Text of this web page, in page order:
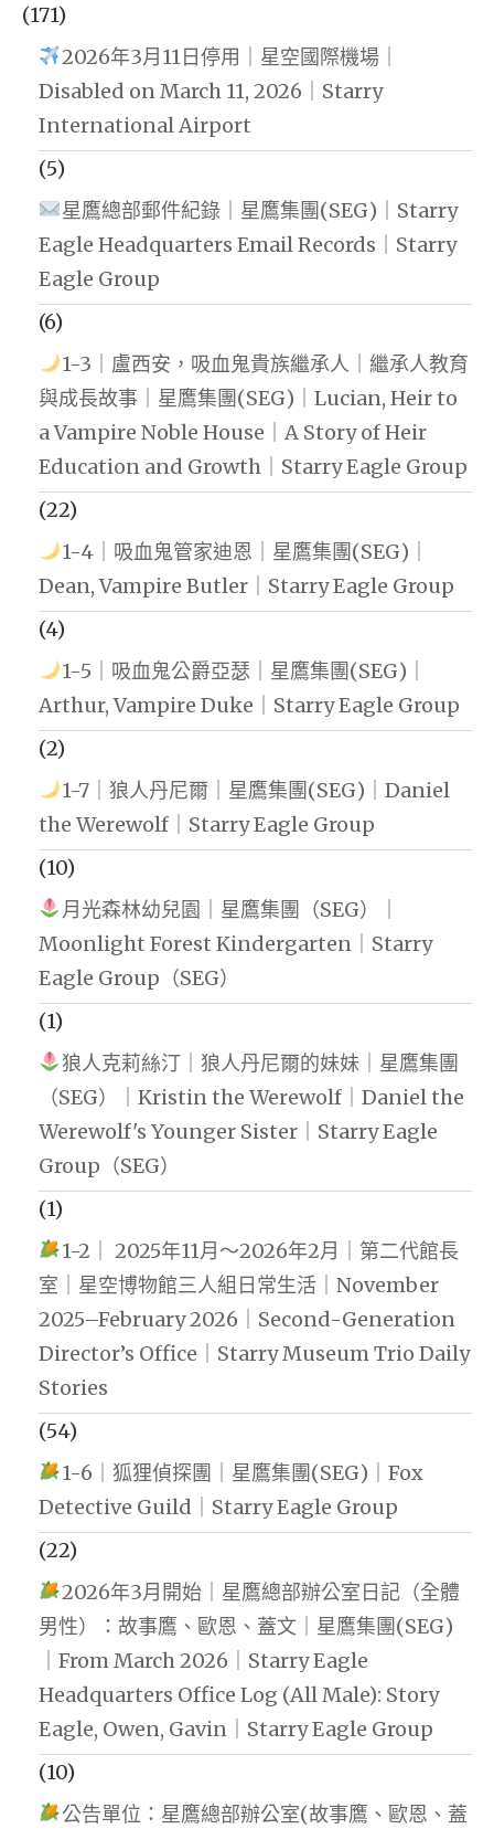
(171)
2026年3月11日停用｜星空國際機場｜
Disabled on March 11, 2026｜Starry
International Airport
(5)
星鷹總部郵件紀錄｜星鷹集團(SEG)｜Starry
Eagle Headquarters Email Records｜Starry
Eagle Group
(6)
1-3｜盧西安，吸血鬼貴族繼承人｜繼承人教育
與成長故事｜星鷹集團(SEG)｜Lucian, Heir to
a Vampire Noble House｜A Story of Heir
Education and Growth｜Starry Eagle Group
(22)
1-4｜吸血鬼管家迪恩｜星鷹集團(SEG)｜
Dean, Vampire Butler｜Starry Eagle Group
(4)
1-5｜吸血鬼公爵亞瑟｜星鷹集團(SEG)｜
Arthur, Vampire Duke｜Starry Eagle Group
(2)
1-7｜狼人丹尼爾｜星鷹集團(SEG)｜Daniel
the Werewolf｜Starry Eagle Group
(10)
月光森林幼兒園｜星鷹集團（SEG）｜
Moonlight Forest Kindergarten｜Starry
Eagle Group（SEG）
(1)
狼人克莉絲汀｜狼人丹尼爾的妹妹｜星鷹集團
（SEG）｜Kristin the Werewolf｜Daniel the
Werewolf's Younger Sister｜Starry Eagle
Group（SEG）
(1)
1-2｜ 2025年11月～2026年2月｜第二代館長
室｜星空博物館三人組日常生活｜November
2025–February 2026｜Second-Generation
Director’s Office｜Starry Museum Trio Daily
Stories
(54)
1-6｜狐狸偵探團｜星鷹集團(SEG)｜Fox
Detective Guild｜Starry Eagle Group
(22)
2026年3月開始｜星鷹總部辦公室日記（全體
男性）：故事鷹、歐恩、蓋文｜星鷹集團(SEG)
｜From March 2026｜Starry Eagle
Headquarters Office Log (All Male): Story
Eagle, Owen, Gavin｜Starry Eagle Group
(10)
公告單位：星鷹總部辦公室(故事鷹、歐恩、蓋